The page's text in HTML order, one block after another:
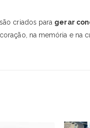
criados para gerar
na memória e na